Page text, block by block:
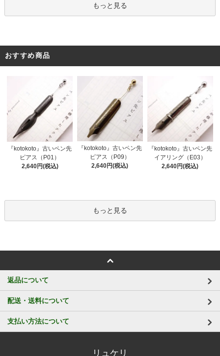
もっと見る
おすすめ商品
『kotokoto』古いペン先
ピアス（P01）
2,640円(税込)
『kotokoto』古いペン先
ピアス（P09）
2,640円(税込)
『kotokoto』古いペン先
イアリング（E03）
2,640円(税込)
もっと見る
返品について
配送・送料について
支払い方法について
リュケリ